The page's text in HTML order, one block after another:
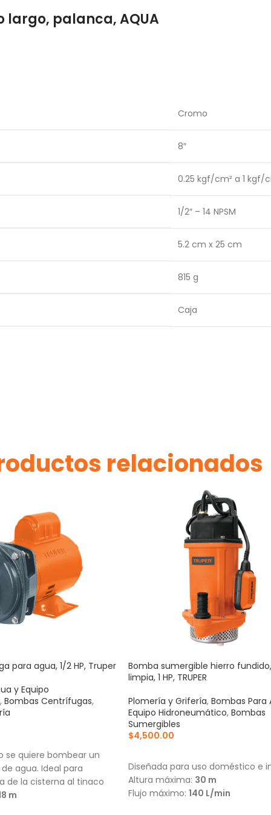
palanca, AQUA
Cromo
8″
0.25 kgf/cm² a 1 kgf/
1/2″ – 14 NPSM
5.2 cm x 25 cm
815 g
Caja
relacionados
para agua, 1/2 HP, Truper
y Equipo
, Bombas Centrífugas,
se quiere bombear un
agua. Ideal para
de la cisterna al tinaco
m
Bomba sumergible hierro
limpia, 1 HP, TRUPER
Plomería y Grifería, Bombas Para
Equipo Hidroneumático, Bombas
Sumergibles
$4,500.00
Diseñada para uso doméstico e
Altura máxima: 30 m
Flujo máximo: 140 L/min